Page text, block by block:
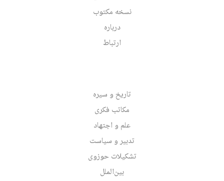
نسخه مکتوب
درباره
ارتباط
تاریخ و سیره
مکاتب فکری
علم و اجتهاد
تدبیر و سیاست
تشکیلات حوزوی
بین‌الملل